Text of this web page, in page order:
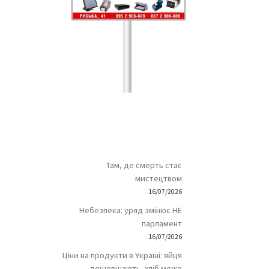
Там, де смерть стає
мистецтвом
16/07/2026
Небезпека: уряд змінює НЕ
парламент
16/07/2026
Ціни на продукти в Україні: яйця